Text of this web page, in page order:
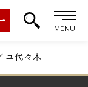
MENU
ユ代々木